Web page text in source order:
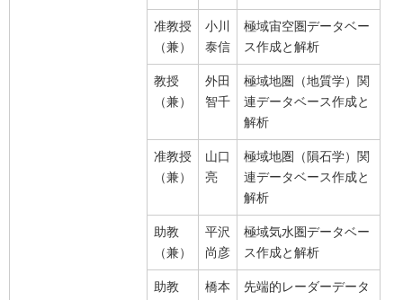
准教授
（兼）
小川
泰信
極域宙空圏データベー
ス作成と解析
教授
（兼）
外田
智千
極域地圏（地質学）関
連データベース作成と
解析
准教授
（兼）
山口
亮
極域地圏（隕石学）関
連データベース作成と
解析
助教
（兼）
平沢
尚彦
極域気水圏データベー
ス作成と解析
助教 橋本 先端的レーダーデータ